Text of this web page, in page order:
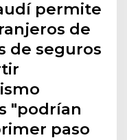
permite
de
de seguros
"podrían
paso